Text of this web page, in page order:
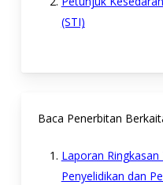
(STI)
Baca Penerbitan
Laporan
Penyelidikan dan